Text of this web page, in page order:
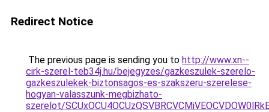
Redirect Notice
The previous page is sending you to http://www.xn--
cirk-szerel-teb34j.hu/bejegyzes/gazkeszulek-szerelo-
gazkeszulekek-biztonsagos-es-szakszeru-szerelese-
hogyan-valasszunk-megbizhato-
szerelot/